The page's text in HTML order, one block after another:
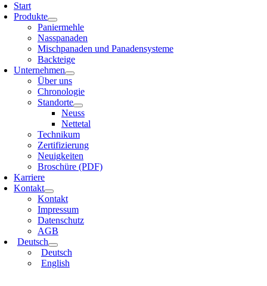
Start
Produkte
Paniermehle
Nasspanaden
Mischpanaden und Panadensysteme
Backteige
Unternehmen
Über uns
Chronologie
Standorte
Neuss
Nettetal
Technikum
Zertifizierung
Neuigkeiten
Broschüre (PDF)
Karriere
Kontakt
Kontakt
Impressum
Datenschutz
AGB
Deutsch
Deutsch
English